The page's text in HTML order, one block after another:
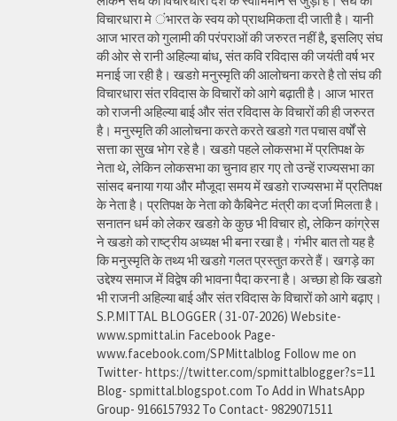
विचारधारा मे ंभारत के स्वय को प्राथमिकता दी जाती है। यानी
आज भारत को गुलामी की परंपराओं की जरुरत नहीं है, इसलिए संघ
की ओर से रानी अहिल्या बांध, संत कवि रविदास की जयंती वर्ष भर
मनाई जा रही है। खडग़े मनुस्मृति की आलोचना करते है तो संघ की
विचारधारा संत रविदास के विचारों को आगे बढ़ाती है। आज भारत
को राजनी अहिल्या बाई और संत रविदास के विचारों की ही जरुरत
है। मनुस्मृति की आलोचना करते करते खडग़े गत पचास वर्षों से
सत्ता का सुख भोग रहे है। खडग़े पहले लोकसभा में प्रतिपक्ष के
नेता थे, लेकिन लोकसभा का चुनाव हार गए तो उन्हें राज्यसभा का
सांसद बनाया गया और मौजूदा समय में खडग़े राज्यसभा में प्रतिपक्ष
के नेता है। प्रतिपक्ष के नेता को कैबिनेट मंत्री का दर्जा मिलता है।
सनातन धर्म को लेकर खडग़े के कुछ भी विचार हो, लेकिन कांग्रेस
ने खडग़े को राष्ट्रीय अध्यक्ष भी बना रखा है। गंभीर बात तो यह है
कि मनुस्मृति के तथ्य भी खडग़े गलत प्रस्तुत करते हैं। खगड़े का
उद्देश्य समाज में विद्वेष की भावना पैदा करना है। अच्छा हो कि खडग़े
भी राजनी अहिल्या बाई और संत रविदास के विचारों को आगे बढ़ाए।
S.P.MITTAL BLOGGER ( 31-07-2026) Website-
www.spmittal.in Facebook Page-
www.facebook.com/SPMittalblog Follow me on
Twitter- https://twitter.com/spmittalblogger?s=11
Blog- spmittal.blogspot.com To Add in WhatsApp
Group- 9166157932 To Contact- 9829071511